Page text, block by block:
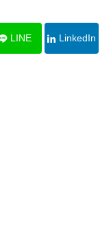
LINE LinkedIn